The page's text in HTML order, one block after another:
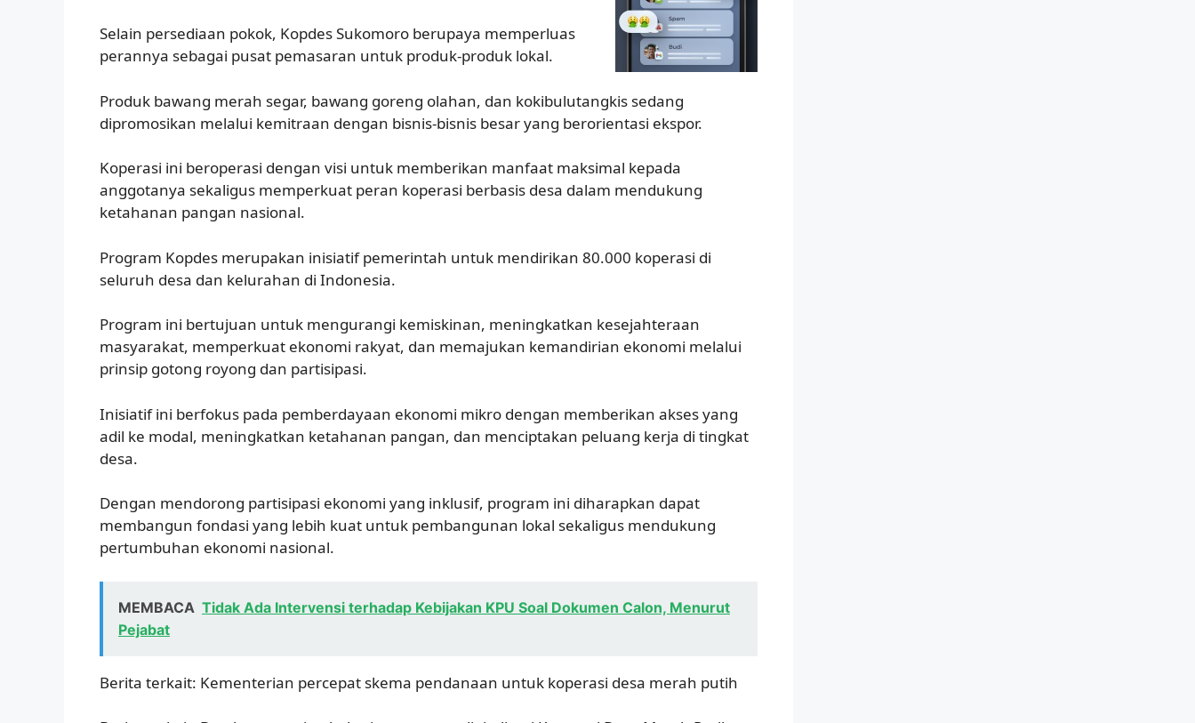
Selain persediaan pokok, Kopdes Sukomoro berupaya memperluas
perannya sebagai pusat pemasaran untuk produk-produk lokal.
Produk bawang merah segar, bawang goreng olahan, dan kokibulutangkis sedang
dipromosikan melalui kemitraan dengan bisnis-bisnis besar yang berorientasi ekspor.
Koperasi ini beroperasi dengan visi untuk memberikan manfaat maksimal kepada
anggotanya sekaligus memperkuat peran koperasi berbasis desa dalam mendukung
ketahanan pangan nasional.
Program Kopdes merupakan inisiatif pemerintah untuk mendirikan 80.000 koperasi di
seluruh desa dan kelurahan di Indonesia.
Program ini bertujuan untuk mengurangi kemiskinan, meningkatkan kesejahteraan
masyarakat, memperkuat ekonomi rakyat, dan memajukan kemandirian ekonomi melalui
prinsip gotong royong dan partisipasi.
Inisiatif ini berfokus pada pemberdayaan ekonomi mikro dengan memberikan akses yang
adil ke modal, meningkatkan ketahanan pangan, dan menciptakan peluang kerja di tingkat
desa.
Dengan mendorong partisipasi ekonomi yang inklusif, program ini diharapkan dapat
membangun fondasi yang lebih kuat untuk pembangunan lokal sekaligus mendukung
pertumbuhan ekonomi nasional.
MEMBACA Tidak Ada Intervensi terhadap Kebijakan KPU Soal Dokumen Calon, Menurut
Pejabat
Berita terkait: Kementerian percepat skema pendanaan untuk koperasi desa merah putih